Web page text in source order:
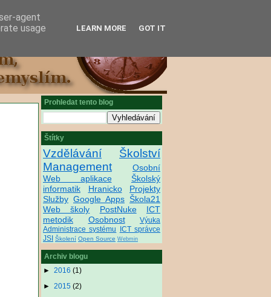
Prohledat tento blog
Štítky
Vzdělávání
Školství
Management
Osobní
Web aplikace
Školský
informatik
Hranicko
Projekty
Služby Google Apps Škola21
Web školy
PostNuke
ICT
metodik
Osobnost
Výuka
Administrace systému
ICT správce
JSI Školení Open Source Webmin
Archiv blogu
► 2016 (1)
► 2015 (2)
agent
usage
LEARN MORE GOT IT